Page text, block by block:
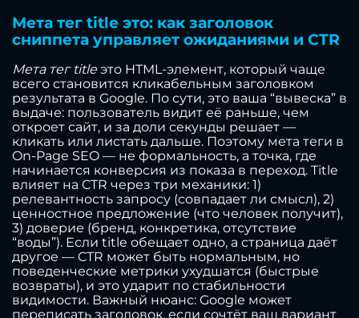
Мета тег title это: как заголовок
сниппета управляет ожиданиями и CTR
Мета тег titleэто HTML-элемент, который чаще
всего становится кликабельным заголовком
результата в Google. По сути, это ваша “вывеска” в
выдаче: пользователь видит её раньше, чем
откроет сайт, и за доли секунды решает —
кликать или листать дальше. Поэтому мета теги в
On-Page SEO — не формальность, а точка, где
начинается конверсия из показа в переход. Title
влияет на CTR через три механики: 1)
релевантность запросу (совпадает ли смысл), 2)
ценностное предложение (что человек получит),
3) доверие (бренд, конкретика, отсутствие
“воды”). Если title обещает одно, а страница даёт
другое — CTR может быть нормальным, но
поведенческие метрики ухудшатся (быстрые
возвраты), и это ударит по стабильности
видимости. Важный нюанс: Google может
переписать заголовок, если сочтёт ваш вариант